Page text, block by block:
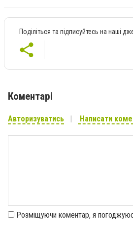
Поділіться та підписуйтесь на наші
Коментарі
Авторизуватись Написати
Розміщуючи коментар, я